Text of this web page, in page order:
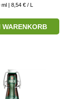
ml | 8,54 € / L
WARENKORB